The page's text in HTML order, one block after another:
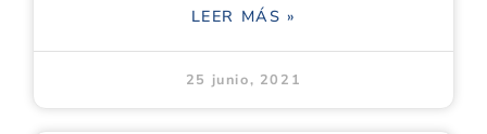
LEER MÁS »
25 junio, 2021